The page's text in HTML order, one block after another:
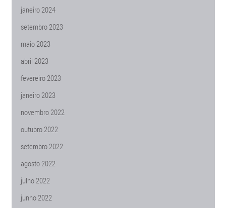
janeiro 2024
setembro 2023
maio 2023
abril 2023
fevereiro 2023
janeiro 2023
novembro 2022
outubro 2022
setembro 2022
agosto 2022
julho 2022
junho 2022